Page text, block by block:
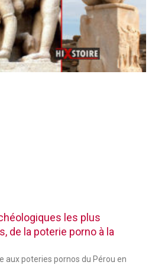
les plus
de la poterie porno à la
aux poteries pornos du Pérou en